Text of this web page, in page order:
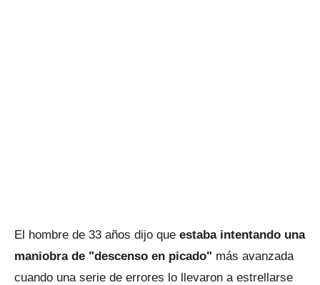
El hombre de 33 años dijo que estaba intentando una
maniobra de "descenso en picado" más avanzada
cuando una serie de errores lo llevaron a estrellarse